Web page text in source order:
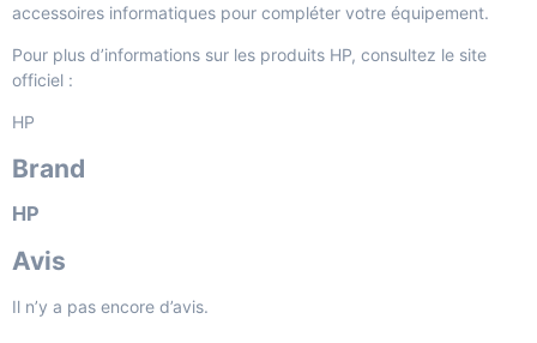
accessoires informatiques pour compléter votre équipement.
Pour plus d’informations sur les produits HP, consultez le site
officiel :
HP
Brand
HP
Avis
Il n’y a pas encore d’avis.